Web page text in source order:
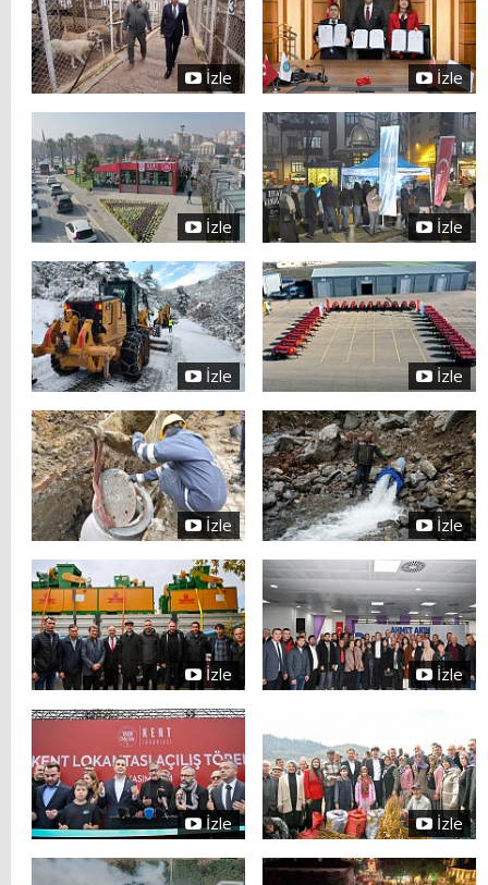
İzle İzle
İzle İzle
İzle İzle
İzle İzle
İzle İzle
İzle İzle